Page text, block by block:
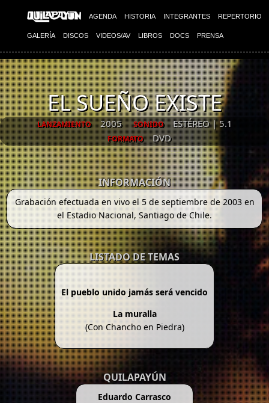
AGENDA HISTORIA INTEGRANTES REPERTORIO
GALERÍA DISCOS VIDEOS/AV LIBROS DOCS PRENSA
EL SUEÑO EXISTE
LANZAMIENTO 2005 SONIDO ESTÉREO | 5.1
FORMATO DVD
INFORMACIÓN
Grabación efectuada en vivo el 5 de septiembre de 2003 en
el Estadio Nacional, Santiago de Chile.
LISTADO DE TEMAS
El pueblo unido jamás será vencido
La muralla
(Con Chancho en Piedra)
QUILAPAYÚN
Eduardo Carrasco